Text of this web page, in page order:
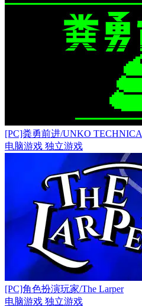
[PC]粪勇前进/UNKO TECHNICA
电脑游戏 独立游戏
[PC]角色扮演玩家/The Larper
电脑游戏 独立游戏